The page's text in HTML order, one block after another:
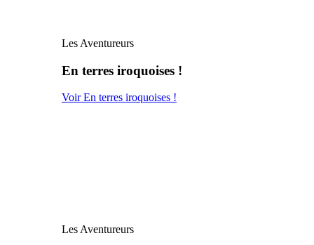
Les Aventureurs
En terres iroquoises !
Voir En terres iroquoises !
Les Aventureurs